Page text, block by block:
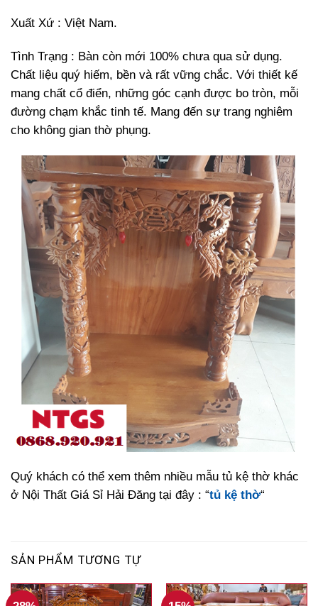
Xuất Xứ : Việt Nam.
Tình Trạng : Bàn còn mới 100% chưa qua sử dụng.
Chất liệu quý hiếm, bền và rất vững chắc. Với thiết kế
mang chất cổ điển, những góc cạnh được bo tròn, mỗi
đường chạm khắc tinh tế. Mang đến sự trang nghiêm
cho không gian thờ phụng.
Quý khách có thể xem thêm nhiều mẫu tủ kệ thờ khác
ở Nội Thất Giá Sỉ Hải Đăng tại đây : “tủ kệ thờ“
SẢN PHẨM TƯƠNG TỰ